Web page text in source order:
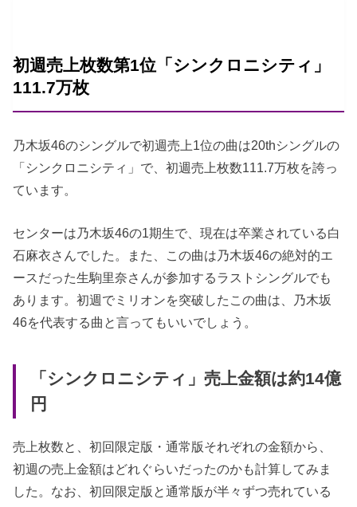
初週売上枚数第1位「シンクロニシティ」
111.7万枚
乃木坂46のシングルで初週売上1位の曲は20thシングルの
「シンクロニシティ」で、初週売上枚数111.7万枚を誇っ
ています。
センターは乃木坂46の1期生で、現在は卒業されている白
石麻衣さんでした。また、この曲は乃木坂46の絶対的エ
ースだった生駒里奈さんが参加するラストシングルでも
あります。初週でミリオンを突破したこの曲は、乃木坂
46を代表する曲と言ってもいいでしょう。
「シンクロニシティ」売上金額は約14億
円
売上枚数と、初回限定版・通常版それぞれの金額から、
初週の売上金額はどれぐらいだったのかも計算してみま
した。なお、初回限定版と通常版が半々ずつ売れている